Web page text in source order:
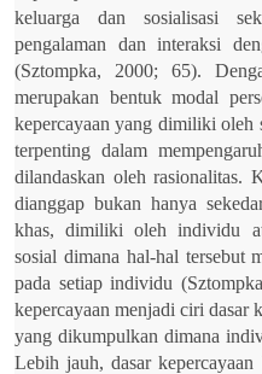
keluarga dan sosialisasi
pengalaman dan interaksi
(Sztompka, 2000; 65).
merupakan bentuk modal
kepercayaan yang dimiliki oleh
terpenting dalam
dilandaskan oleh rasionalitas.
dianggap bukan hanya
khas, dimiliki oleh individu
sosial dimana hal-hal tersebut
pada setiap individu
kepercayaan menjadi ciri dasar
yang dikumpulkan dimana
Lebih jauh, dasar